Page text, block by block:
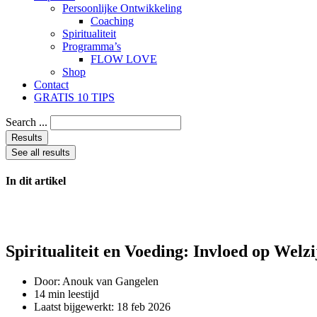
Persoonlijke Ontwikkeling
Coaching
Spiritualiteit
Programma’s
FLOW LOVE
Shop
Contact
GRATIS 10 TIPS
Search ...
Results
See all results
In dit artikel
Spiritualiteit en Voeding: Invloed op
Door: Anouk van Gangelen
14 min leestijd
Laatst bijgewerkt: 18 feb 2026